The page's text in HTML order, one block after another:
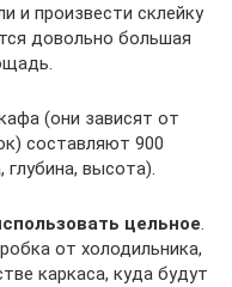
и произвести склейку
довольно большая
(они зависят от
составляют 900
высота).
цельное.
от холодильника,
каркаса, куда будут